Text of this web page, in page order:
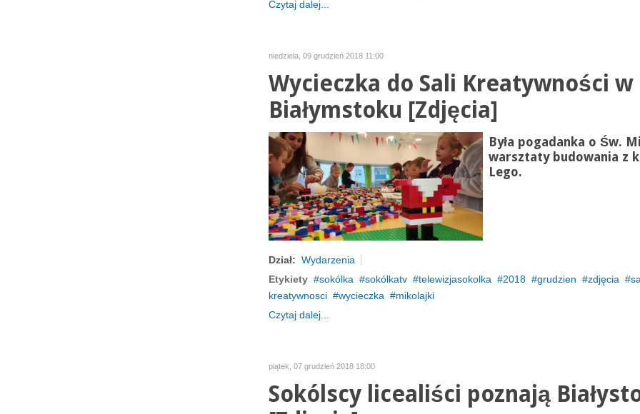
Czytaj dalej...
niedziela, 09 grudzień 2018 11:00
Wycieczka do Sali Kreatywności w
Białymstoku [Zdjęcia]
Była pogadanka o Św.
warsztaty budowania z
Lego.
Dział: Wydarzenia
Etykiety
sokólka sokólkatv telewizjasokolka 2018 grudzien zdjęcia
kreatywnosci
wycieczka
mikolajki
Czytaj dalej...
piątek, 07 grudzień 2018 18:00
Sokólscy licealiści poznają